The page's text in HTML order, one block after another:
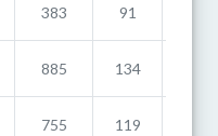
383 91
885 134
755 119